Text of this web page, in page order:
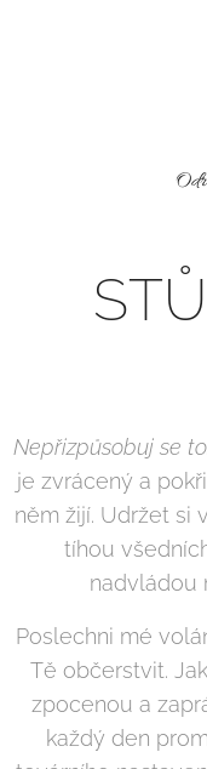
Nepřizpůsobuj se
je zvrácený a
něm žijí. Udržet si
tíhou
nadvládou
Poslechni mé
Tě občerstvit.
zpocenou a
každý den